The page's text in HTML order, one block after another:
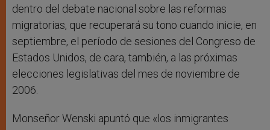
dentro del debate nacional sobre las reformas
migratorias, que recuperará su tono cuando inicie, en
septiembre, el período de sesiones del Congreso de
Estados Unidos, de cara, también, a las próximas
elecciones legislativas del mes de noviembre de
2006.
Monseñor Wenski apuntó que «los inmigrantes